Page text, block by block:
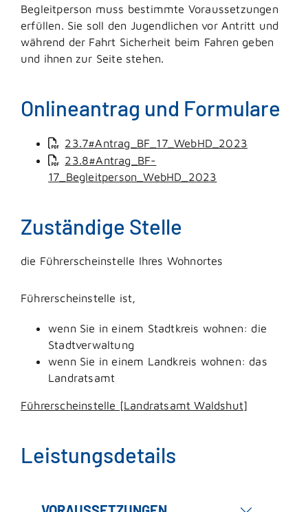
Begleitperson muss bestimmte Voraussetzungen
erfüllen. Sie soll den Jugendlichen vor Antritt und
während der Fahrt Sicherheit beim Fahren geben
und ihnen zur Seite stehen.
Onlineantrag und Formulare
23.7#Antrag_BF_17_WebHD_2023
23.8#Antrag_BF-
17_Begleitperson_WebHD_2023
Zuständige Stelle
die Führerscheinstelle Ihres Wohnortes
Führerscheinstelle ist,
wenn Sie in einem Stadtkreis wohnen: die
Stadtverwaltung
wenn Sie in einem Landkreis wohnen: das
Landratsamt
Führerscheinstelle [Landratsamt Waldshut]
Leistungsdetails